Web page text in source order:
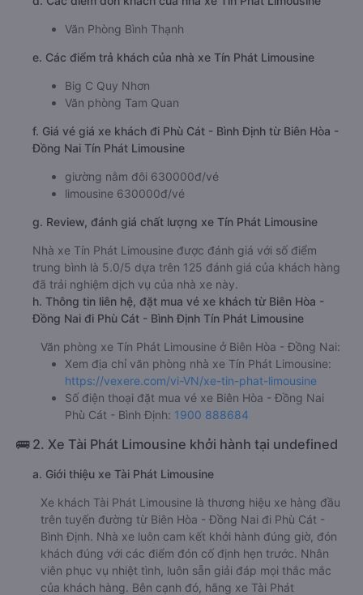
Văn Phòng Bình Thạnh
e. Các điểm trả khách của nhà xe Tín Phát Limousine
Big C Quy Nhơn
Văn phòng Tam Quan
f. Giá vé giá xe khách đi Phù Cát - Bình Định từ Biên Hòa -
Đồng Nai Tín Phát Limousine
giường nằm đôi 630000đ/vé
limousine 630000đ/vé
g. Review, đánh giá chất lượng xe Tín Phát Limousine
Nhà xe Tín Phát Limousine được đánh giá với số điểm
trung bình là 5.0/5 dựa trên 125 đánh giá của khách hàng
đã trải nghiệm dịch vụ của nhà xe này.
h. Thông tin liên hệ, đặt mua vé xe khách từ Biên Hòa -
Đồng Nai đi Phù Cát - Bình Định Tín Phát Limousine
Văn phòng xe Tín Phát Limousine ở Biên Hòa - Đồng Nai:
Xem địa chỉ văn phòng nhà xe Tín Phát Limousine:
https://vexere.com/vi-VN/xe-tin-phat-limousine
Số điện thoại đặt mua vé xe Biên Hòa - Đồng Nai
Phù Cát - Bình Định: 1900 888684
🚌 2. Xe Tài Phát Limousine khởi hành tại undefined
a. Giới thiệu xe Tài Phát Limousine
Xe khách Tài Phát Limousine là thương hiệu xe hàng đầu
trên tuyến đường từ Biên Hòa - Đồng Nai đi Phù Cát -
Bình Định. Nhà xe luôn cam kết khởi hành đúng giờ, đón
khách đúng với các điểm đón cố định hẹn trước. Nhân
viên phục vụ nhiệt tình, luôn sẵn giải đáp mọi thắc mắc
của khách hàng. Bên cạnh đó, hãng xe Tài Phát